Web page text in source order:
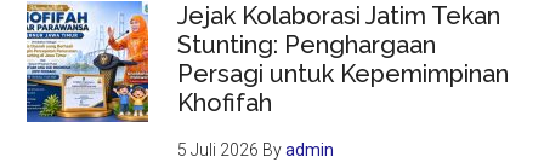
Jejak Kolaborasi Jatim Tekan
Stunting: Penghargaan
Persagi untuk Kepemimpinan
Khofifah
5 Juli 2026 Byadmin